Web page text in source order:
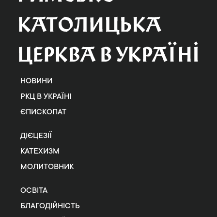
НОВИНИ
РКЦ В УКРАЇНІ
ЄПИСКОПАТ
ДІЄЦЕЗІЇ
КАТЕХИЗМ
МОЛИТОВНИК
ОСВІТА
БЛАГОДІЙНІСТЬ